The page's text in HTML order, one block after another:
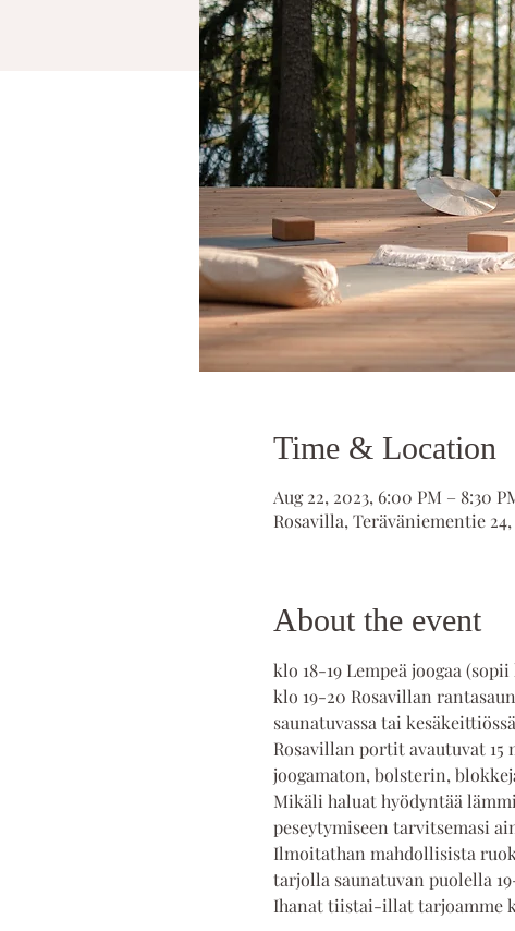
Time & Location
Aug 22, 2023, 6:00 PM – 8:30
Rosavilla, Teräväniementie
About the event
klo 18-19 Lempeä joogaa
klo 19-20 Rosavillan
saunatuvassa tai
Rosavillan portit avautuvat
joogamaton, bolsterin,
Mikäli haluat hyödyntää
peseytymiseen tarvitsemasi
Ilmoitathan mahdollisista
tarjolla saunatuvan puolella
Ihanat tiistai-illat tarjoamme